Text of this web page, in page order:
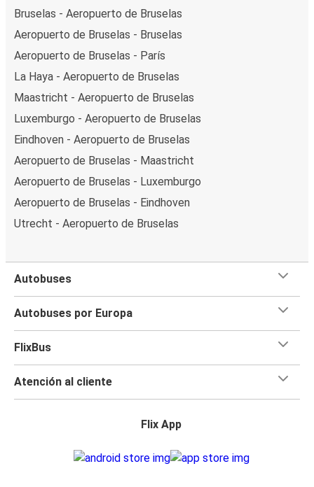
Bruselas - Aeropuerto de Bruselas
Aeropuerto de Bruselas - Bruselas
Aeropuerto de Bruselas - París
La Haya - Aeropuerto de Bruselas
Maastricht - Aeropuerto de Bruselas
Luxemburgo - Aeropuerto de Bruselas
Eindhoven - Aeropuerto de Bruselas
Aeropuerto de Bruselas - Maastricht
Aeropuerto de Bruselas - Luxemburgo
Aeropuerto de Bruselas - Eindhoven
Utrecht - Aeropuerto de Bruselas
Autobuses
Autobuses por Europa
FlixBus
Atención al cliente
Flix App